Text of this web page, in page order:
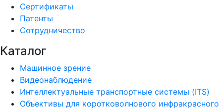
Сертификаты
Патенты
Сотрудничество
Каталог
Машинное зрение
Видеонаблюдение
Интеллектуальные транспортные системы (ITS)
Объективы для коротковолнового инфракрасного